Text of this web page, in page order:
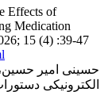
Effects of
Medication
15 (4) :39-47
حسینی امیر حسین،
الکترونیکی